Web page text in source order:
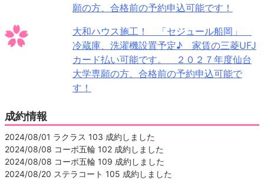
願の方、合格前の予約申込可能です！
大和ハウス施工！ 「セジュール船岡」
冷蔵庫、洗濯機設置予定♪ 家賃の三菱UFJ
カード払い可能です。 ２０２７年度仙台
大学専願の方、合格前の予約申込可能で
す！
成約情報
2024/08/01 ラクラス 103 成約しました
2024/08/08 コーポ五輪 102 成約しました
2024/08/08 コーポ五輪 109 成約しました
2024/08/20 ステラコート 105 成約しました